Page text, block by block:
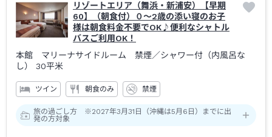
リゾートエリア（舞浜・新浦安）【早期
60】（朝食付）０～2歳の添い寝のお子
様は朝食料金不要でOK♪便利なシャトル
バスご利用OK！
本館 マリーナサイドルーム 禁煙／シャワー付（内風呂な
し） 30平米
ツイン 朝食のみ 禁煙
旅の過ごし方 ※2027年3月31日（沖縄は5月6日）までに出
発の方対象